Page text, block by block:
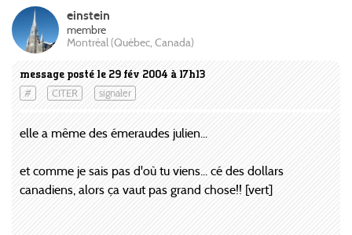
message posté le 29 fév 2004 à 17h13
# CITER signaler
einstein
membre
Montréal (Québec, Canada)
elle a même des émeraudes julien...
et comme je sais pas d'où tu viens... cé des dollars
canadiens, alors ça vaut pas grand chose!! [vert]